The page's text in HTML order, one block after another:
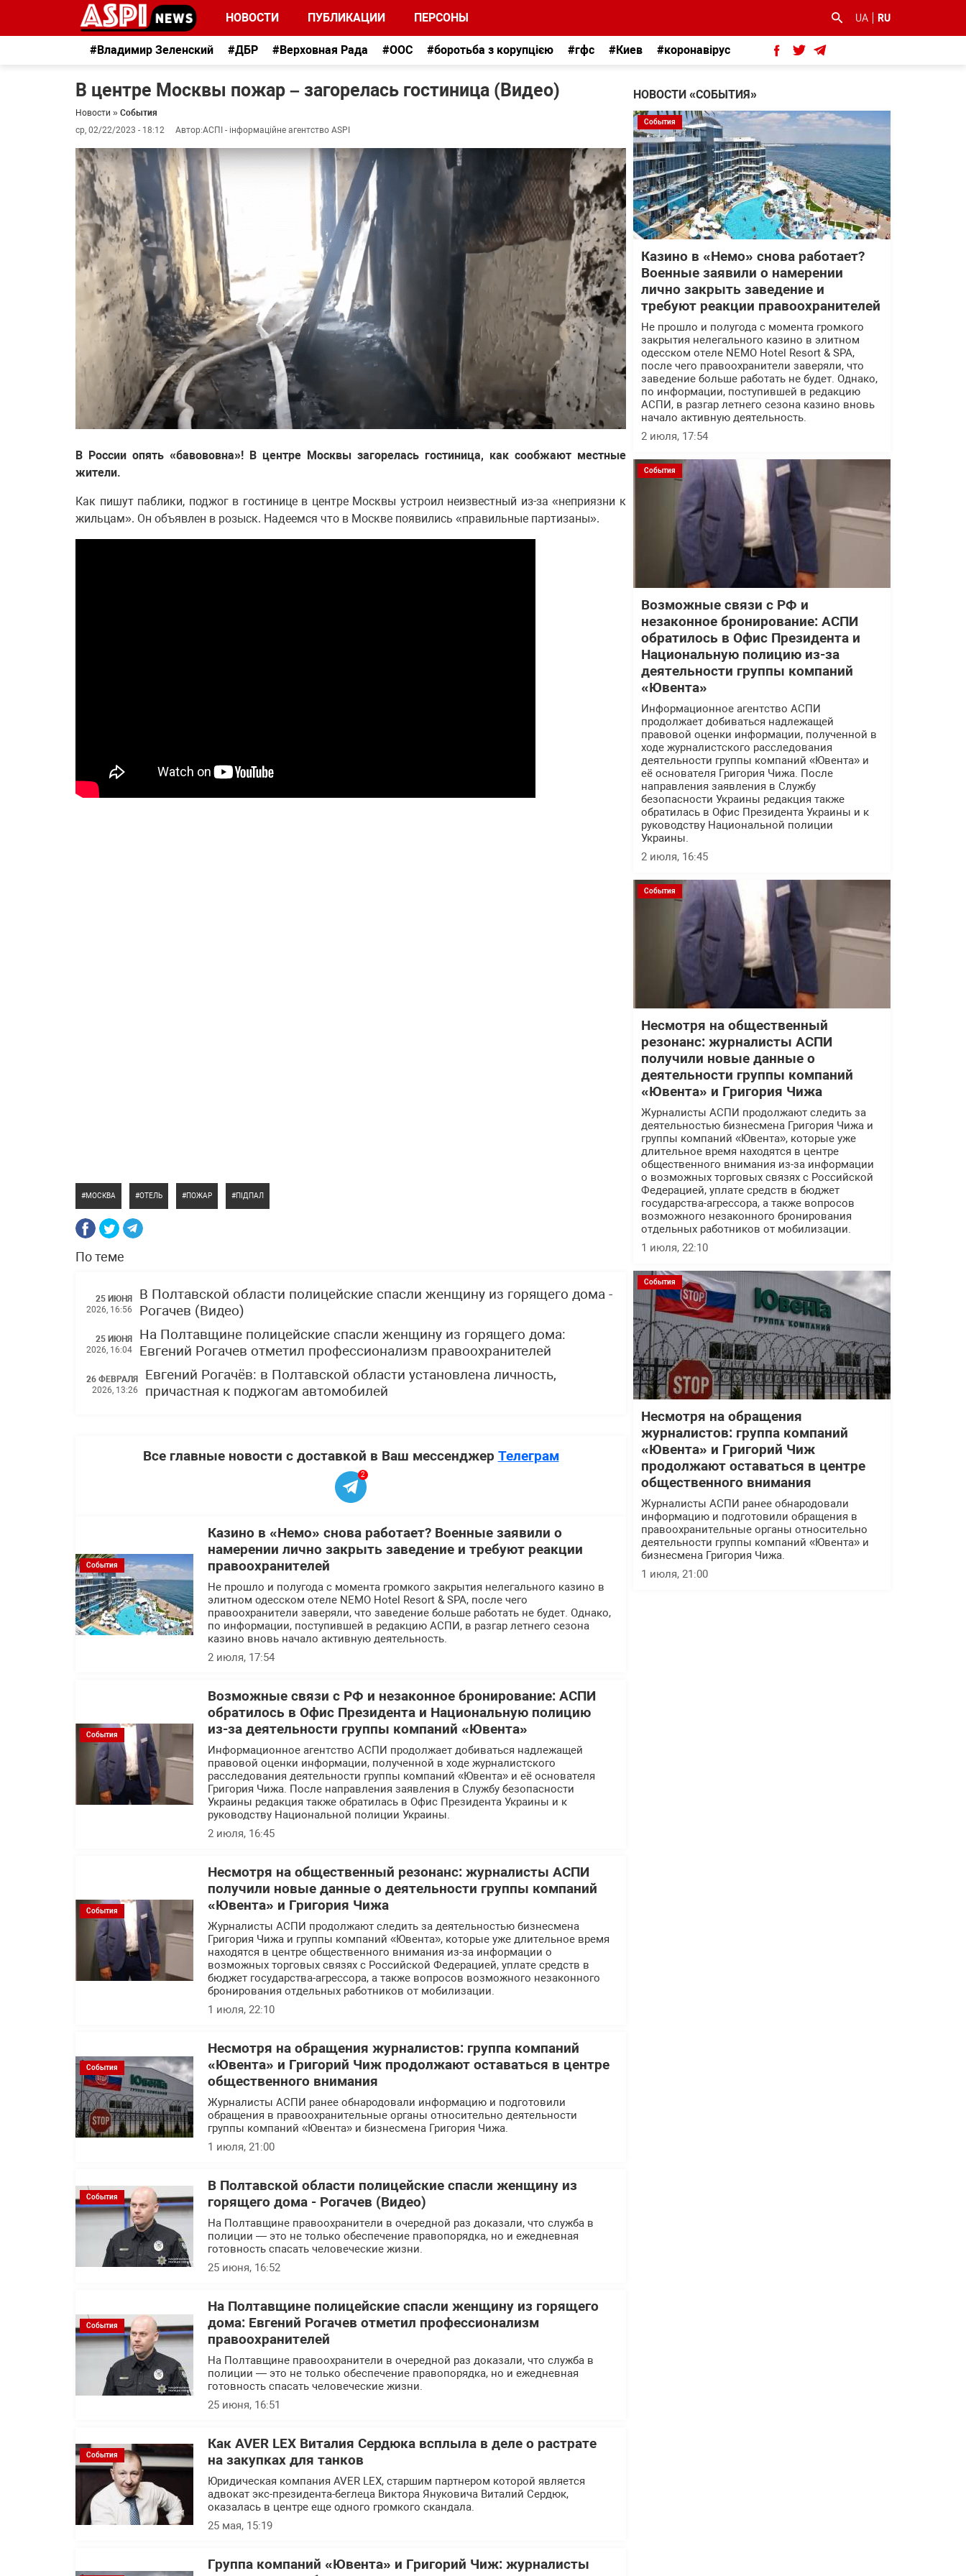
НОВОСТИ ПУБЛИКАЦИИ ПЕРСОНЫ UA RU
#Владимир Зеленский #ДБР #Верховная Рада #ООС #боротьба з корупцією #гфс #Киев #коронавірус
В центре Москвы пожар – загорелась гостиница (Видео)
Новости » События
ср, 02/22/2023 - 18:12
Автор:АСПІ - інформаційне агентство ASPI
В России опять «бавововна»! В центре Москвы загорелась гостиница, как сообжают местные
жители.
Как пишут паблики, поджог в гостинице в центре Москвы устроил неизвестный из-за «неприязни к
жильцам». Он объявлен в розыск. Надеемся что в Москве появились «правильные партизаны».
МОСКВА ОТЕЛЬ ПОЖАР ПІДПАЛ
По теме
25 ИЮНЯ
2026, 16:56
В Полтавской области полицейские спасли женщину из горящего дома -
Рогачев (Видео)
25 ИЮНЯ
2026, 16:04
На Полтавщине полицейские спасли женщину из горящего дома:
Евгений Рогачев отметил профессионализм правоохранителей
26 ФЕВРАЛЯ
2026, 13:26
Евгений Рогачёв: в Полтавской области установлена личность,
причастная к поджогам автомобилей
Все главные новости с доставкой в Ваш мессенджер Телеграм
2
События
Казино в «Немо» снова работает? Военные заявили о
намерении лично закрыть заведение и требуют реакции
правоохранителей
Не прошло и полугода с момента громкого закрытия нелегального казино в
элитном одесском отеле NEMO Hotel Resort & SPA, после чего
правоохранители заверяли, что заведение больше работать не будет. Однако,
по информации, поступившей в редакцию АСПИ, в разгар летнего сезона
казино вновь начало активную деятельность.
2 июля, 17:54
События
Возможные связи с РФ и незаконное бронирование: АСПИ
обратилось в Офис Президента и Национальную полицию
из-за деятельности группы компаний «Ювента»
Информационное агентство АСПИ продолжает добиваться надлежащей
правовой оценки информации, полученной в ходе журналистского
расследования деятельности группы компаний «Ювента» и её основателя
Григория Чижа. После направления заявления в Службу безопасности
Украины редакция также обратилась в Офис Президента Украины и к
руководству Национальной полиции Украины.
2 июля, 16:45
События
Несмотря на общественный резонанс: журналисты АСПИ
получили новые данные о деятельности группы компаний
«Ювента» и Григория Чижа
Журналисты АСПИ продолжают следить за деятельностью бизнесмена
Григория Чижа и группы компаний «Ювента», которые уже длительное время
находятся в центре общественного внимания из-за информации о
возможных торговых связях с Российской Федерацией, уплате средств в
бюджет государства-агрессора, а также вопросов возможного незаконного
бронирования отдельных работников от мобилизации.
1 июля, 22:10
События
Несмотря на обращения журналистов: группа компаний
«Ювента» и Григорий Чиж продолжают оставаться в центре
общественного внимания
Журналисты АСПИ ранее обнародовали информацию и подготовили
обращения в правоохранительные органы относительно деятельности
группы компаний «Ювента» и бизнесмена Григория Чижа.
1 июля, 21:00
События
В Полтавской области полицейские спасли женщину из
горящего дома - Рогачев (Видео)
На Полтавщине правоохранители в очередной раз доказали, что служба в
полиции — это не только обеспечение правопорядка, но и ежедневная
готовность спасать человеческие жизни.
25 июня, 16:52
События
На Полтавщине полицейские спасли женщину из горящего
дома: Евгений Рогачев отметил профессионализм
правоохранителей
На Полтавщине правоохранители в очередной раз доказали, что служба в
полиции — это не только обеспечение правопорядка, но и ежедневная
готовность спасать человеческие жизни.
25 июня, 16:51
События
Как AVER LEX Виталия Сердюка всплыла в деле о растрате
на закупках для танков
Юридическая компания AVER LEX, старшим партнером которой является
адвокат экс-президента-беглеца Виктора Януковича Виталий Сердюк,
оказалась в центре еще одного громкого скандала.
25 мая, 15:19
Группа компаний «Ювента» и Григорий Чиж: журналисты
НОВОСТИ «СОБЫТИЯ»
События
Казино в «Немо» снова работает?
Военные заявили о намерении
лично закрыть заведение и
требуют реакции правоохранителей
Не прошло и полугода с момента громкого
закрытия нелегального казино в элитном
одесском отеле NEMO Hotel Resort & SPA,
после чего правоохранители заверяли, что
заведение больше работать не будет. Однако,
по информации, поступившей в редакцию
АСПИ, в разгар летнего сезона казино вновь
начало активную деятельность.
2 июля, 17:54
События
Возможные связи с РФ и
незаконное бронирование: АСПИ
обратилось в Офис Президента и
Национальную полицию из-за
деятельности группы компаний
«Ювента»
Информационное агентство АСПИ
продолжает добиваться надлежащей
правовой оценки информации, полученной в
ходе журналистского расследования
деятельности группы компаний «Ювента» и
её основателя Григория Чижа. После
направления заявления в Службу
безопасности Украины редакция также
обратилась в Офис Президента Украины и к
руководству Национальной полиции
Украины.
2 июля, 16:45
События
Несмотря на общественный
резонанс: журналисты АСПИ
получили новые данные о
деятельности группы компаний
«Ювента» и Григория Чижа
Журналисты АСПИ продолжают следить за
деятельностью бизнесмена Григория Чижа и
группы компаний «Ювента», которые уже
длительное время находятся в центре
общественного внимания из-за информации
о возможных торговых связях с Российской
Федерацией, уплате средств в бюджет
государства-агрессора, а также вопросов
возможного незаконного бронирования
отдельных работников от мобилизации.
1 июля, 22:10
События
Несмотря на обращения
журналистов: группа компаний
«Ювента» и Григорий Чиж
продолжают оставаться в центре
общественного внимания
Журналисты АСПИ ранее обнародовали
информацию и подготовили обращения в
правоохранительные органы относительно
деятельности группы компаний «Ювента» и
бизнесмена Григория Чижа.
1 июля, 21:00